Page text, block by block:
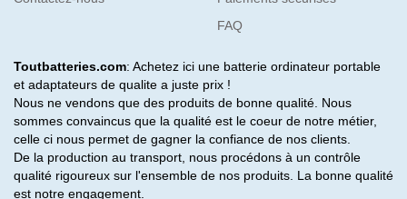
FAQ
Toutbatteries.com: Achetez ici une batterie ordinateur portable
et adaptateurs de qualite a juste prix !
Nous ne vendons que des produits de bonne qualité. Nous
sommes convaincus que la qualité est le coeur de notre métier,
celle ci nous permet de gagner la confiance de nos clients.
De la production au transport, nous procédons à un contrôle
qualité rigoureux sur l'ensemble de nos produits. La bonne qualité
est notre engagement.